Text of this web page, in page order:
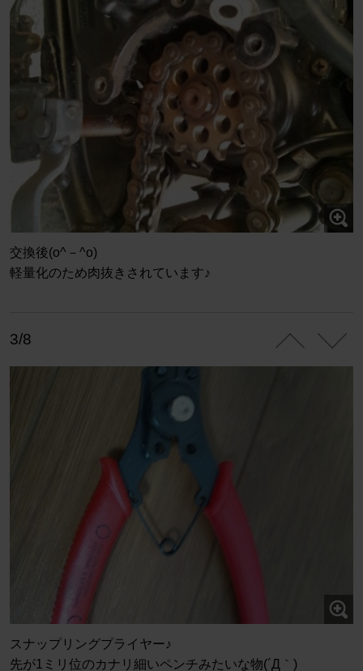
交換後(o^－^o)
軽量化のため肉抜きされています♪
3/8
スナップリングプライヤー♪
先が1ミリ位のカナリ細いペンチみたいな物(´Д｀)